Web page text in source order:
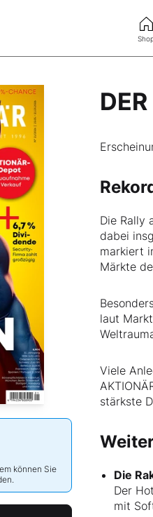
können Sie
Die Rally
dabei
markiert
Märkte
laut
Viele
stärkste
Die
Der
mit